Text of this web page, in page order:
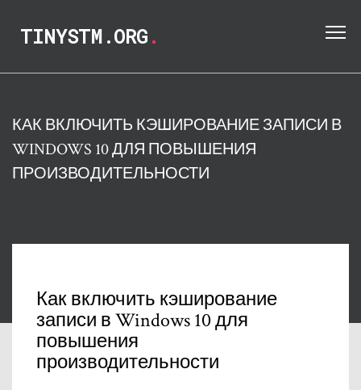
TINYSTM.ORG.
КАК ВКЛЮЧИТЬ КЭШИРОВАНИЕ ЗАПИСИ В
WINDOWS 10 ДЛЯ ПОВЫШЕНИЯ
ПРОИЗВОДИТЕЛЬНОСТИ
Как включить кэширование
записи в Windows 10 для
повышения
производительности